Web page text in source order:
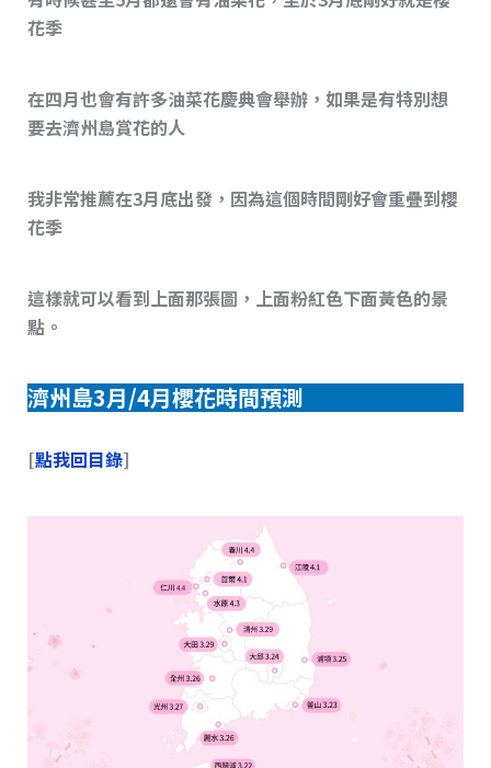
花季
在四月也會有許多油菜花慶典會舉辦，如果是有特別想
要去濟州島賞花的人
我非常推薦在3月底出發，因為這個時間剛好會重疊到櫻
花季
這樣就可以看到上面那張圖，上面粉紅色下面黃色的景
點。
濟州島3月/4月櫻花時間預測
[點我回目錄]